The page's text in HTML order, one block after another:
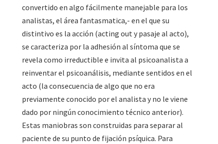
convertido en algo fácilmente manejable para los
analistas, el área fantasmatica,- en el que su
distintivo es la acción (acting out y pasaje al acto),
se caracteriza por la adhesión al síntoma que se
revela como irreductible e invita al psicoanalista a
reinventar el psicoanálisis, mediante sentidos en el
acto (la consecuencia de algo que no era
previamente conocido por el analista y no le viene
dado por ningún conocimiento técnico anterior).
Estas maniobras son construidas para separar al
paciente de su punto de fijación psíquica. Para